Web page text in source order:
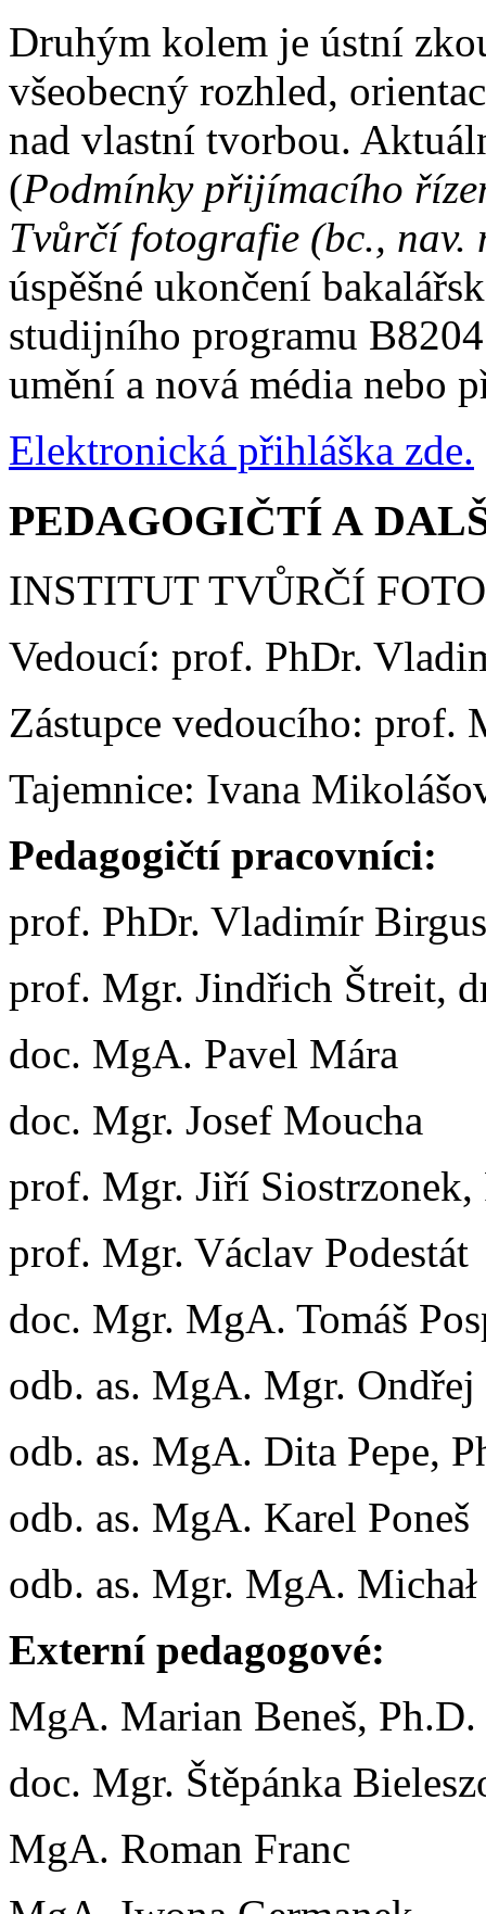
Druhým kolem je ústní
všeobecný rozhled,
nad vlastní tvorbou.
(Podmínky přijímacího
Tvůrčí fotografie (bc., nav.
úspěšné ukončení
studijního programu
umění a nová média nebo
Elektronická přihláška zde.
PEDAGOGIČTÍ A
INSTITUT TVŮRČÍ
Vedoucí: prof. PhDr.
Zástupce vedoucího: prof.
Tajemnice: Ivana
Pedagogičtí pracovníci:
prof. PhDr. Vladimír Birgus
prof. Mgr. Jindřich Štreit,
doc. MgA. Pavel Mára
doc. Mgr. Josef Moucha
prof. Mgr. Jiří Siostrzonek,
prof. Mgr. Václav Podestát
doc. Mgr. MgA. Tomáš
odb. as. MgA. Mgr.
odb. as. MgA. Dita Pepe,
odb. as. MgA. Karel Poneš
odb. as. Mgr. MgA. Michał
Externí pedagogové:
MgA. Marian Beneš, Ph.D.
doc. Mgr. Štěpánka
MgA. Roman Franc